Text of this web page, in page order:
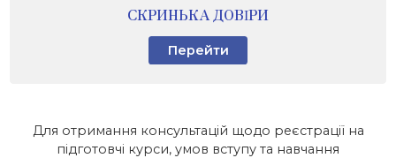
СКРИНЬКА ДОВІРИ
Перейти
Для отримання консультацій щодо реєстрації на
підготовчі курси, умов вступу та навчання